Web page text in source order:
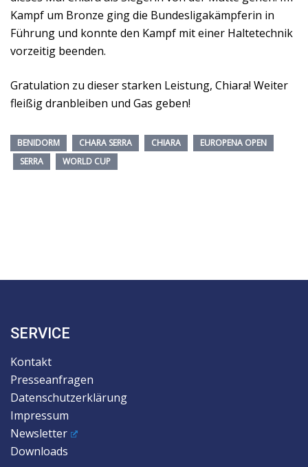
Kampf um Bronze ging die Bundesligakämpferin in
Führung und konnte den Kampf mit einer Haltetechnik
vorzeitig beenden.
Gratulation zu dieser starken Leistung, Chiara! Weiter
fleißig dranbleiben und Gas geben!
BENIDORM CHARA SERRA CHIARA
EUROPENA OPEN
SERRA
WORLD CUP
SERVICE
Kontakt
Presseanfragen
Datenschutzerklärung
Impressum
Newsletter
Downloads